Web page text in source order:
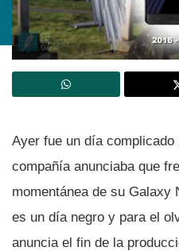
Ayer fue un dí­a complicado
compañí­a anunciaba que
momentánea de su Galaxy
es un dí­a negro y para el
anuncia el fin de la